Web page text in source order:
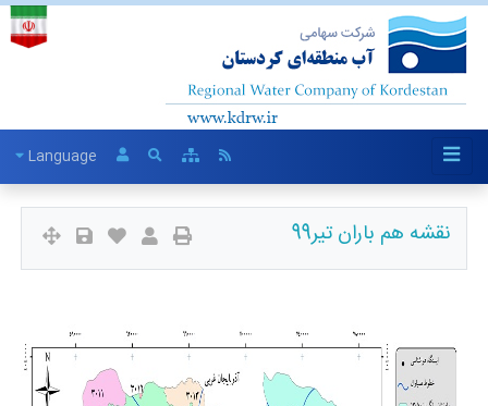
Language
نقشه هم باران تیر99